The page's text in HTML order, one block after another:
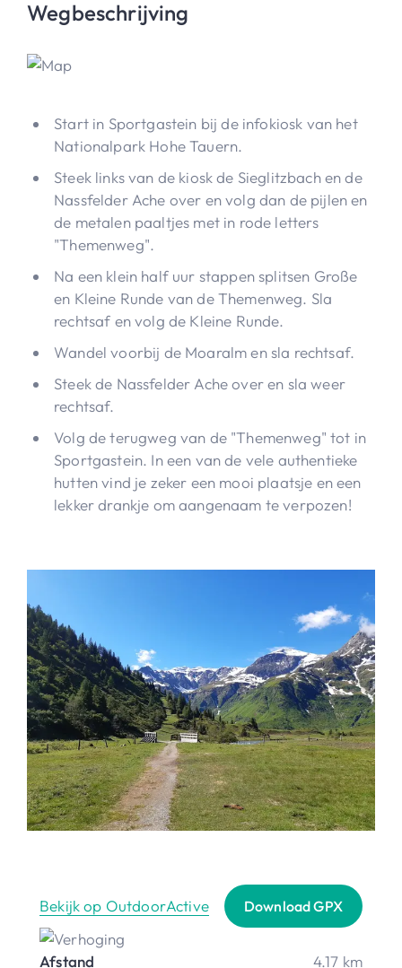
Wegbeschrijving
Start in Sportgastein bij de infokiosk van het
Nationalpark Hohe Tauern.
Steek links van de kiosk de Sieglitzbach en de
Nassfelder Ache over en volg dan de pijlen en
de metalen paaltjes met in rode letters
"Themenweg".
Na een klein half uur stappen splitsen Große
en Kleine Runde van de Themenweg. Sla
rechtsaf en volg de Kleine Runde.
Wandel voorbij de Moaralm en sla rechtsaf.
Steek de Nassfelder Ache over en sla weer
rechtsaf.
Volg de terugweg van de "Themenweg" tot in
Sportgastein. In een van de vele authentieke
hutten vind je zeker een mooi plaatsje en een
lekker drankje om aangenaam te verpozen!
Bekijk op OutdoorActive Download GPX
Afstand
4.17 km